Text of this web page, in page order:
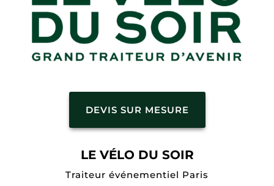
DEVIS SUR MESURE
LE VÉLO DU SOIR
Traiteur événementiel Paris